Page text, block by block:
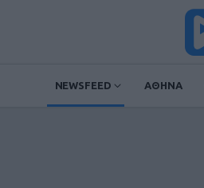
NEWSFEED ΑΘΗΝΑ